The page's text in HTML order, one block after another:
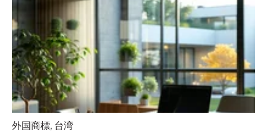
外国商標, 台湾